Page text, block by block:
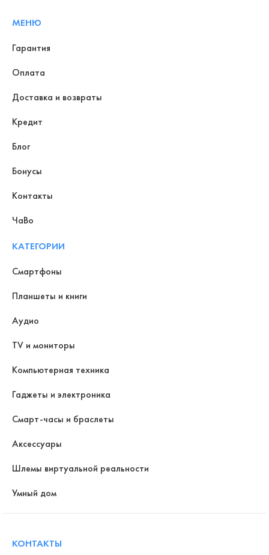
МЕНЮ
Гарантия
Оплата
Доставка и возвраты
Кредит
Блог
Бонусы
Контакты
ЧаВо
КАТЕГОРИИ
Смартфоны
Планшеты и книги
Аудио
TV и мониторы
Компьютерная техника
Гаджеты и электроника
Смарт-часы и браслеты
Аксессуары
Шлемы виртуальной реальности
Умный дом
КОНТАКТЫ